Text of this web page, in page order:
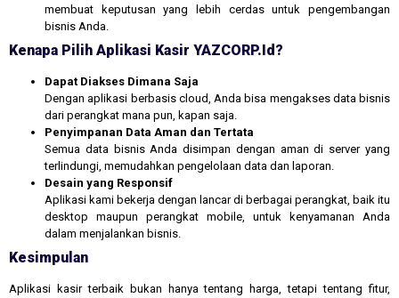
membuat keputusan yang lebih cerdas untuk pengembangan
bisnis Anda.
Kenapa Pilih Aplikasi Kasir YAZCORP.id?
Dapat Diakses Dimana Saja
Dengan aplikasi berbasis cloud, Anda bisa mengakses data bisnis
dari perangkat mana pun, kapan saja.
Penyimpanan Data Aman dan Tertata
Semua data bisnis Anda disimpan dengan aman di server yang
terlindungi, memudahkan pengelolaan data dan laporan.
Desain yang Responsif
Aplikasi kami bekerja dengan lancar di berbagai perangkat, baik itu
desktop maupun perangkat mobile, untuk kenyamanan Anda
dalam menjalankan bisnis.
Kesimpulan
Aplikasi kasir terbaik bukan hanya tentang harga, tetapi tentang fitur,